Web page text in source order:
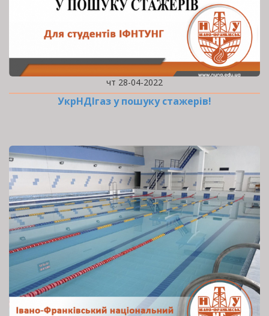
чт 28-04-2022
УкрНДІгаз у пошуку стажерів!